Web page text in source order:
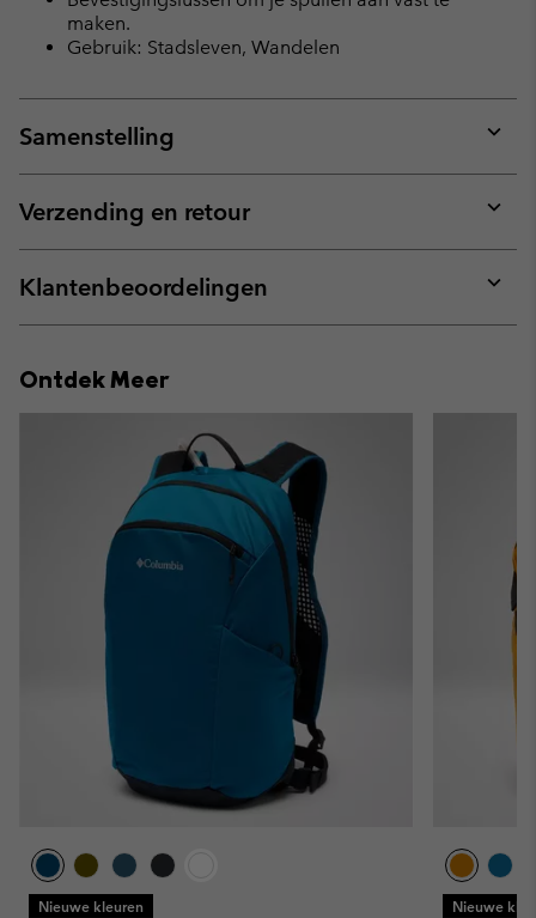
maken.
Gebruik: Stadsleven, Wandelen
Samenstelling
or
Verzending en retour
or
Klantenbeoordelingen
or
Ontdek Meer
Nieuwe kleuren Nieuwe